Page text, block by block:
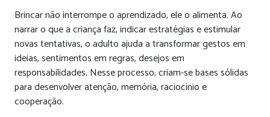
Brincar não interrompe o aprendizado, ele o alimenta. Ao
narrar o que a criança faz, indicar estratégias e estimular
novas tentativas, o adulto ajuda a transformar gestos em
ideias, sentimentos em regras, desejos em
responsabilidades. Nesse processo, criam-se bases sólidas
para desenvolver atenção, memória, raciocínio e
cooperação.